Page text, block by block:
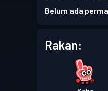
Belum ada
Rakan: